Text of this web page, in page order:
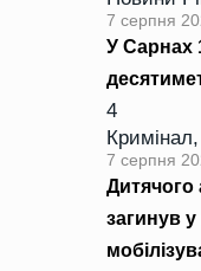
7 серпня
У Сарнах
4
Кримінал,
7 серпня
Дитячого
загинув